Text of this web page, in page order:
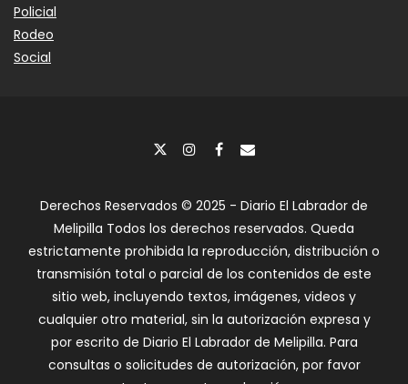
Policial
Rodeo
Social
Derechos Reservados © 2025 - Diario El Labrador de
Melipilla Todos los derechos reservados. Queda
estrictamente prohibida la reproducción, distribución o
transmisión total o parcial de los contenidos de este
sitio web, incluyendo textos, imágenes, videos y
cualquier otro material, sin la autorización expresa y
por escrito de Diario El Labrador de Melipilla. Para
consultas o solicitudes de autorización, por favor